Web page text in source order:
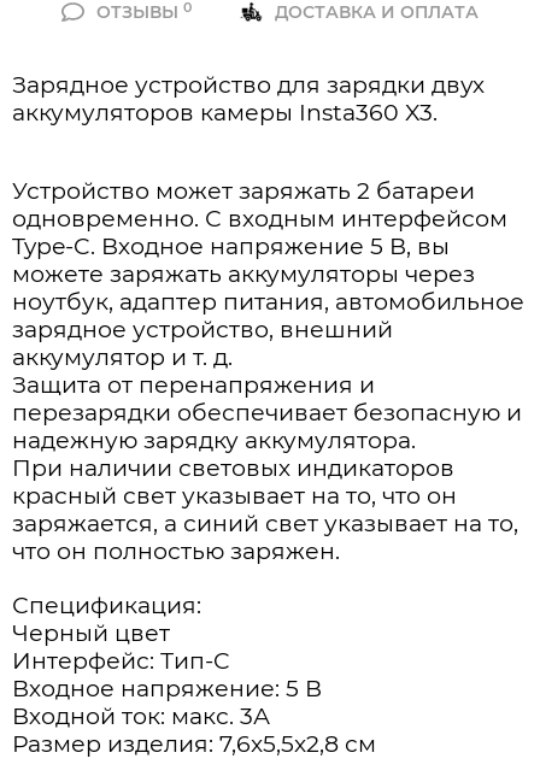
ОТЗЫВЫ 0 ДОСТАВКА И ОПЛАТА
Зарядное устройство для зарядки двух
аккумуляторов камеры Insta360 X3.
Устройство может заряжать 2 батареи
одновременно. С входным интерфейсом
Type-C. Входное напряжение 5 В, вы
можете заряжать аккумуляторы через
ноутбук, адаптер питания, автомобильное
зарядное устройство, внешний
аккумулятор и т. д.
Защита от перенапряжения и
перезарядки обеспечивает безопасную и
надежную зарядку аккумулятора.
При наличии световых индикаторов
красный свет указывает на то, что он
заряжается, а синий свет указывает на то,
что он полностью заряжен.
Спецификация:
Черный цвет
Интерфейс: Тип-C
Входное напряжение: 5 В
Входной ток: макс. 3А
Размер изделия: 7,6x5,5x2,8 см